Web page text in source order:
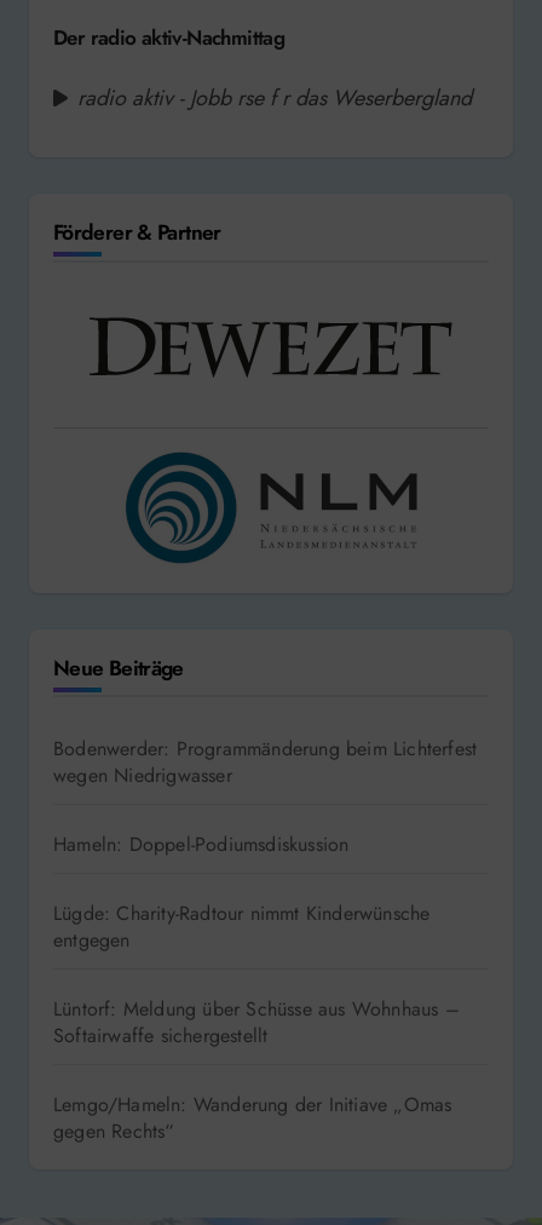
Der radio aktiv-Nachmittag
radio aktiv - Jobb rse f r das Weserbergland
Förderer & Partner
Neue Beiträge
Bodenwerder: Programmänderung beim Lichterfest
wegen Niedrigwasser
Hameln: Doppel-Podiumsdiskussion
Lügde: Charity-Radtour nimmt Kinderwünsche
entgegen
Lüntorf: Meldung über Schüsse aus Wohnhaus –
Softairwaffe sichergestellt
Lemgo/Hameln: Wanderung der Initiave „Omas
gegen Rechts“